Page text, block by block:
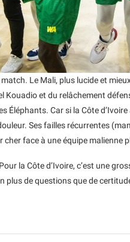
Le Mali, plus lucide et
Kouadio et du relâchement
Éléphants. Car si la Côte
Ses failles récurrentes
face à une équipe malienne
la Côte d’Ivoire, c’est une
plus de questions que de